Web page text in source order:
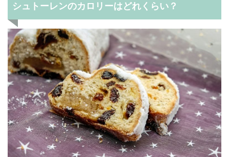
シュトーレンのカロリーはどれくらい？